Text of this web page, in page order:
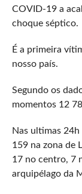
COVID-19 a
choque séptico.
É a primeira
nosso país.
Segundo os
momentos 12
Nas ultimas
159 na zona de
17 no centro, 7
arquipélago da